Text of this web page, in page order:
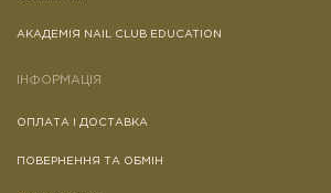
АКАДЕМІЯ NAIL CLUB EDUCATION
ІНФОРМАЦІЯ
ОПЛАТА І ДОСТАВКА
ПОВЕРНЕННЯ ТА ОБМІН